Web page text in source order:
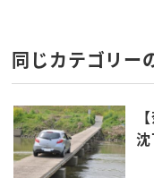
同じカテゴリー